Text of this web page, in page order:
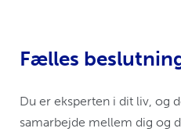
Fælles
Du er eksperten i dit liv, og
samarbejde mellem dig og